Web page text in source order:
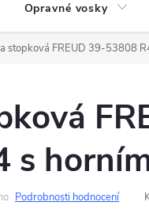
Opravné vosky
stopková FREUD 39-53808
s
Podrobnosti hodnocení